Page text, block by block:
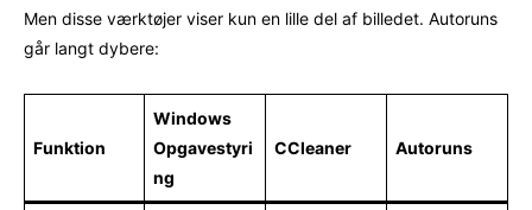
Men disse værktøjer viser kun en lille del af billedet. Autoruns
går langt dybere:
Funktion
Windows
Opgavestyri
ng
CCleaner Autoruns